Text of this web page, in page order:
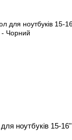
ноутбуків 15-16"